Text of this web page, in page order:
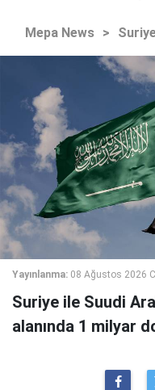
Mepa News >
Yayınlanma: 08 Ağustos 2026
Suriye ile Suudi
alanında 1 milyar